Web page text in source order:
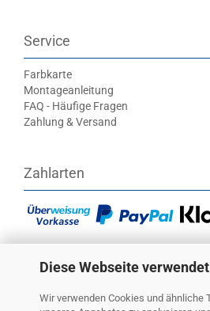
Diese Webseite
Wir verwenden Cookies und ähnliche
Service
Farbkarte
Montageanleitung
FAQ - Häufige Fragen
Zahlung & Versand
Zahlarten